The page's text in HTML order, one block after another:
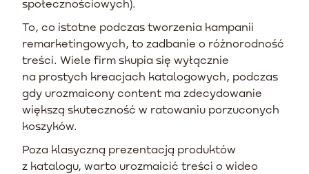
społecznościowych).
To, co istotne podczas tworzenia kampanii
remarketingowych, to zadbanie o różnorodność
treści. Wiele firm skupia się wyłącznie
na prostych kreacjach katalogowych, podczas
gdy urozmaicony content ma zdecydowanie
większą skuteczność w ratowaniu porzuconych
koszyków.
Poza klasyczną prezentacją produktów
z katalogu, warto urozmaicić treści o wideo